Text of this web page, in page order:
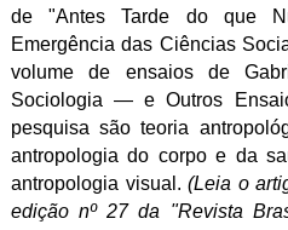
de "Antes Tarde do que
Emergência das Ciências
volume de ensaios de
Sociologia — e Outros
pesquisa são teoria
antropologia do corpo e da
antropologia visual. (Leia o
edição nº 27 da "Revista